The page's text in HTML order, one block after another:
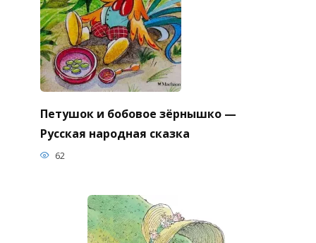
Петушок и бобовое зёрнышко —
Русская народная сказка
62